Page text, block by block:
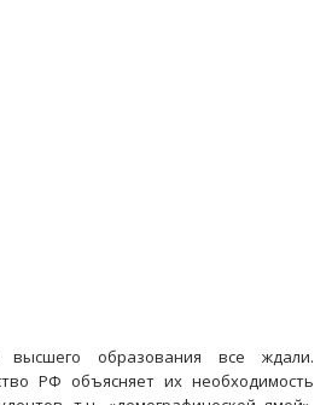
образования все ждали.
РФ объясняет их необходимость